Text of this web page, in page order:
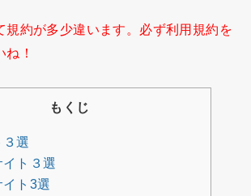
約が多少違います。必ず利用規約を
！
もくじ
選
ト３選
ト3選